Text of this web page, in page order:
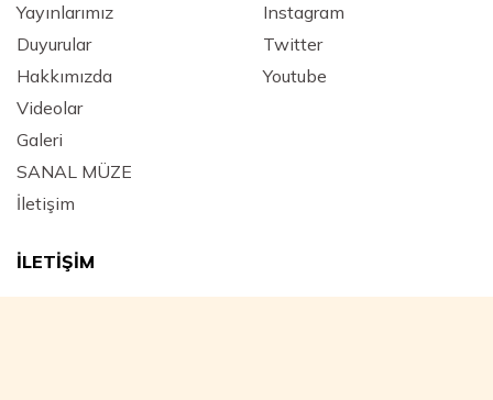
Yayınlarımız
Duyurular
Hakkımızda
Videolar
Galeri
SANAL MÜZE
İletişim
Instagram
Twitter
Youtube
İLETİŞİM